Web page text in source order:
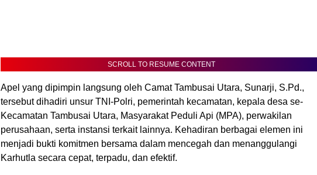
SCROLL TO RESUME CONTENT
Apel yang dipimpin langsung oleh Camat Tambusai Utara, Sunarji, S.Pd.,
tersebut dihadiri unsur TNI-Polri, pemerintah kecamatan, kepala desa se-
Kecamatan Tambusai Utara, Masyarakat Peduli Api (MPA), perwakilan
perusahaan, serta instansi terkait lainnya. Kehadiran berbagai elemen ini
menjadi bukti komitmen bersama dalam mencegah dan menanggulangi
Karhutla secara cepat, terpadu, dan efektif.